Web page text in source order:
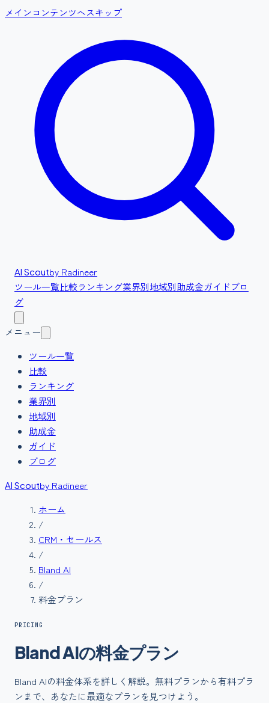
メインコンテンツへスキップ
AI Scoutby Radineer
ツール一覧比較ランキング業界別地域別助成金ガイドブロ
グ
メニュー
ツール一覧
比較
ランキング
業界別
地域別
助成金
ガイド
ブログ
AI Scoutby Radineer
ホーム
/
CRM・セールス
/
Bland AI
/
料金プラン
PRICING
Bland AIの料金プラン
Bland AIの料金体系を詳しく解説。無料プランから有料プラ
ンまで、あなたに最適なプランを見つけよう。